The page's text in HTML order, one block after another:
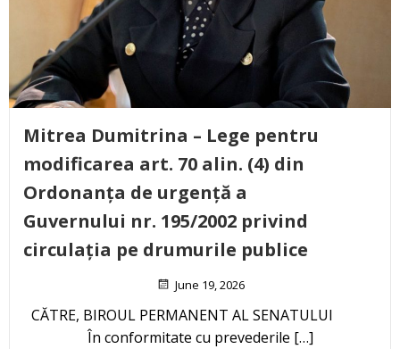
Mitrea Dumitrina – Lege pentru
modificarea art. 70 alin. (4) din
Ordonanța de urgență a
Guvernului nr. 195/2002 privind
circulația pe drumurile publice
June 19, 2026
CĂTRE, BIROUL PERMANENT AL SENATULUI
În conformitate cu prevederile […]